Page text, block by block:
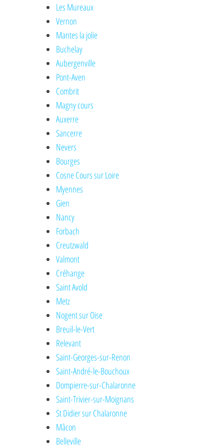
Les Mureaux
Vernon
Mantes la jolie
Buchelay
Aubergenville
Pont-Aven
Combrit
Magny cours
Auxerre
Sancerre
Nevers
Bourges
Cosne Cours sur Loire
Myennes
Gien
Nancy
Forbach
Creutzwald
Valmont
Créhange
Saint Avold
Metz
Nogent sur Oise
Breuil-le-Vert
Relevant
Saint-Georges-sur-Renon
Saint-André-le-Bouchoux
Dompierre-sur-Chalaronne
Saint-Trivier-sur-Moignans
St Didier sur Chalaronne
Mâcon
Belleville